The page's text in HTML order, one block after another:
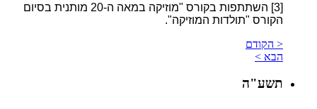
[3]
השתתפות בקורס "מוזיקה במאה ה-20 מותנית בסיום
הקורס "תולדות המוזיקה".
< הקודם
הבא >
תשע"ה